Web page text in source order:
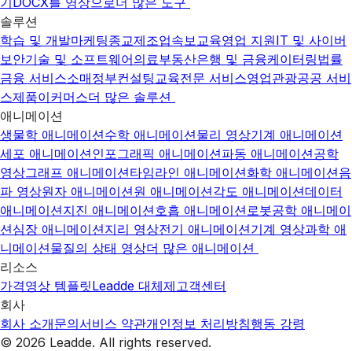
솔루션
학습 및 개발마케팅종교제조업속보교육영업 지원IT 및 사이버
보안기술 및 소프트웨어의료부동산은행 및 금융케이터링법률
금융 서비스소매정부컨설팅교육전문 서비스영업관광공공 서비
스제품이커머스더 많은 솔루션
애니메이션
생물학 애니메이션수학 애니메이션물리 영상기계 애니메이션
세포 애니메이션인포그래픽 애니메이션파동 애니메이션공학
영상그래프 애니메이션타임라인 애니메이션화학 애니메이션음
파 영상원자 애니메이션원 애니메이션각도 애니메이션데이터
애니메이션지진 애니메이션호흡 애니메이션로봇공학 애니메이
션심장 애니메이션지리 영상전기 애니메이션기계 영상과학 애
니메이션물질의 상태 영상더 많은 애니메이션
리소스
가격영상 템플릿Leadde 대체제고객센터
회사
회사 소개문의서비스 약관개인정보 처리방침행동 강령
© 2026 Leadde. All rights reserved.